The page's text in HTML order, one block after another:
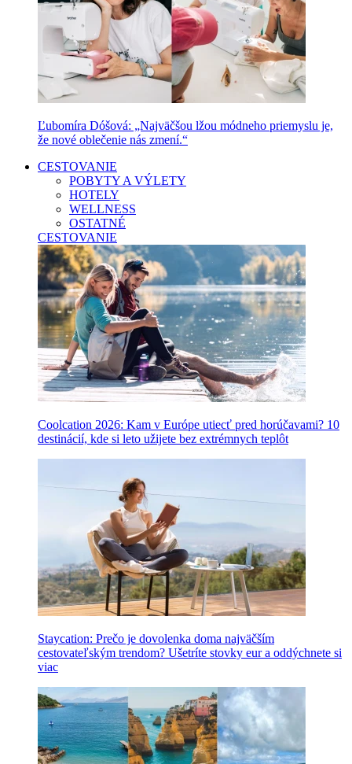
Ľubomíra Dóšová: „Najväčšou lžou módneho priemyslu je,
že nové oblečenie nás zmení.“
CESTOVANIE
POBYTY A VÝLETY
HOTELY
WELLNESS
OSTATNÉ
CESTOVANIE
Coolcation 2026: Kam v Európe utiecť pred horúčavami? 10
destinácií, kde si leto užijete bez extrémnych teplôt
Staycation: Prečo je dovolenka doma najväčším
cestovateľským trendom? Ušetríte stovky eur a oddýchnete si
viac